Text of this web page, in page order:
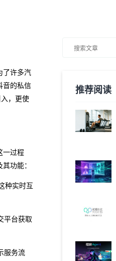
了许多汽
音的私信
，更使
一过程
功能：
种实时互
平台获取
服务流
搜索
推荐阅读